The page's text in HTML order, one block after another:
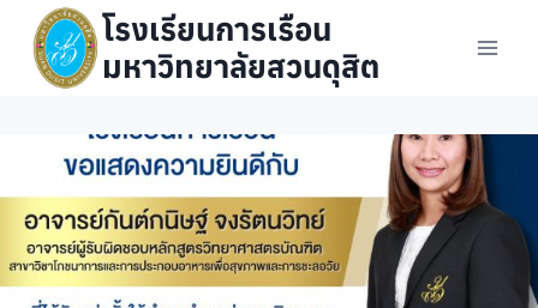
content
โรงเรียนการเรือน
มหาวิทยาลัยสวนดุสิต